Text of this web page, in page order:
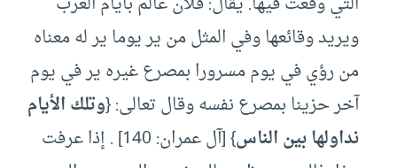
ويريد وقائعها وفي المثل من ير يوما ير له معناه
من رؤي في يوم مسرورا بمصرع غيره ير في يوم
آخر حزينا بمصرع نفسه وقال تعالى: {وتلك الأيام
نداولها بين الناس
} [آل عمران: 140] . إذا عرفت